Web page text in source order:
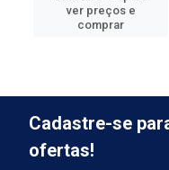
ver preços e
comprar
Cadastre-se
ofertas!